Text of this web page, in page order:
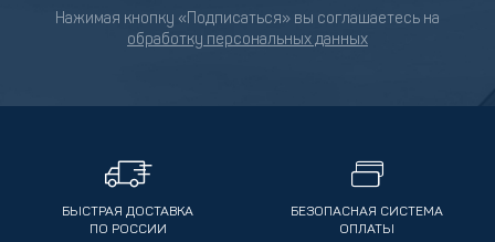
Нажимая кнопку «Подписаться» вы соглашаетесь на
обработку персональных данных
БЫСТРАЯ ДОСТАВКА
ПО РОССИИ
БЕЗОПАСНАЯ СИСТЕМА
ОПЛАТЫ